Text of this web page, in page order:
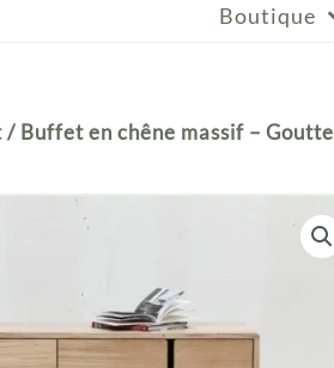
Boutique
/ Buffet en chêne massif – Goutte